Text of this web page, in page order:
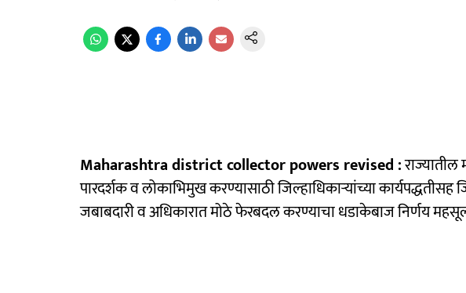
Maharashtra district collector powers revised :
पारदर्शक व लोकाभिमुख करण्यासाठी जिल्हाधिकाऱ्यांच्या कार्यपद्धतीसह
जबाबदारी व अधिकारात मोठे फेरबदल करण्याचा धडाकेबाज निर्णय